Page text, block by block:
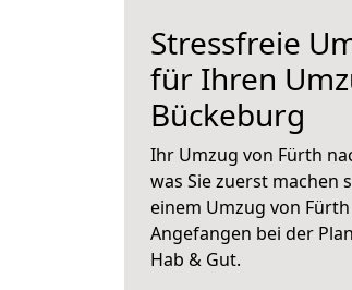
Stressfreie
für Ihren
Bückeburg
Ihr Umzug von Fürth
was Sie zuerst machen
einem Umzug von
Angefangen bei der
Hab & Gut.